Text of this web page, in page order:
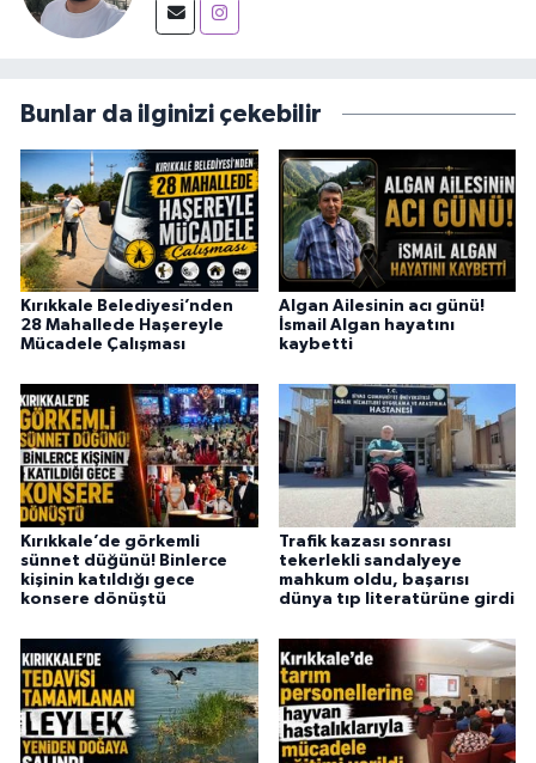
Bunlar da ilginizi çekebilir
Kırıkkale Belediyesi’nden
28 Mahallede Haşereyle
Mücadele Çalışması
Algan Ailesinin acı günü!
İsmail Algan hayatını
kaybetti
Kırıkkale’de görkemli
sünnet düğünü! Binlerce
kişinin katıldığı gece
konsere dönüştü
Trafik kazası sonrası
tekerlekli sandalyeye
mahkum oldu, başarısı
dünya tıp literatürüne girdi